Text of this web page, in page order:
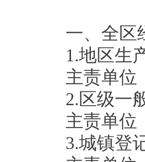
一、全区
1.地区生
主责单位
2. 区级一
主责单位
3.城镇登